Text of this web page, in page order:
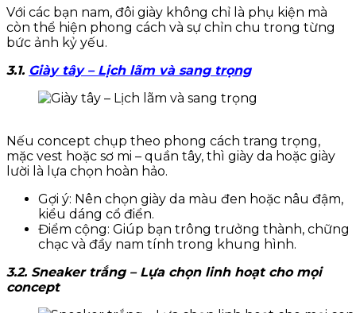
Với các bạn nam, đôi giày không chỉ là phụ kiện mà
còn thể hiện phong cách và sự chỉn chu trong từng
bức ảnh kỷ yếu.
3.1. Giày tây – Lịch lãm và sang trọng
Nếu concept chụp theo phong cách trang trọng,
mặc vest hoặc sơ mi – quần tây, thì giày da hoặc giày
lười là lựa chọn hoàn hảo.
Gợi ý: Nên chọn giày da màu đen hoặc nâu đậm,
kiểu dáng cổ điển.
Điểm cộng: Giúp bạn trông trưởng thành, chững
chạc và đầy nam tính trong khung hình.
3.2. Sneaker trắng – Lựa chọn linh hoạt cho mọi
concept